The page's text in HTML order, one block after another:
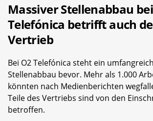
Massiver Stellenabbau
Telefónica betrifft auch
Vertrieb
Bei O2 Telefónica steht ein
Stellenabbau bevor. Mehr als 1.000
könnten nach Medienberichten
Teile des Vertriebs sind von den
betroffen.